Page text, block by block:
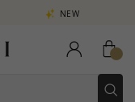
NEW COLLECTION | AURA